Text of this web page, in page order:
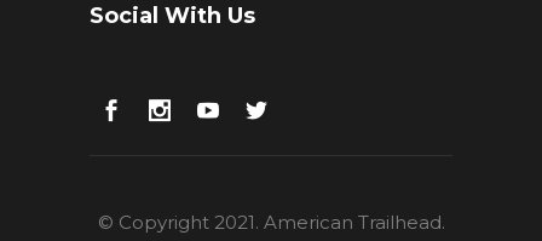
Social With Us
© Copyright 2021. American Trailhead.